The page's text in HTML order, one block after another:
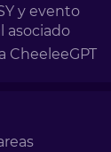
y evento
asociado
CheeleeGPT